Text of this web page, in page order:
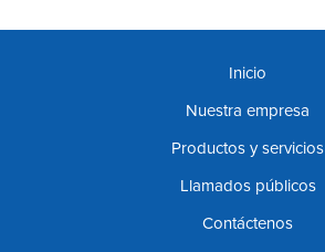
Inicio
Nuestra empresa
Productos y servicios
Llamados públicos
Contáctenos